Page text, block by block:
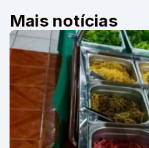
Mais notícias